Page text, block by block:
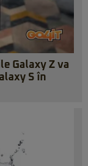
Galaxy Z va
S în